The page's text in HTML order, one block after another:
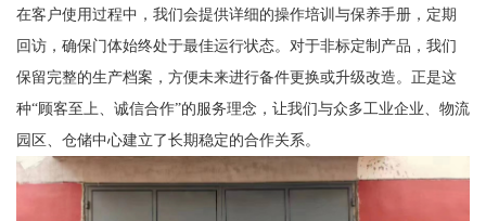
在客户使用过程中，我们会提供详细的操作培训与保养手册，定期
回访，确保门体始终处于最佳运行状态。对于非标定制产品，我们
保留完整的生产档案，方便未来进行备件更换或升级改造。正是这
种“顾客至上、诚信合作”的服务理念，让我们与众多工业企业、物流
园区、仓储中心建立了长期稳定的合作关系。